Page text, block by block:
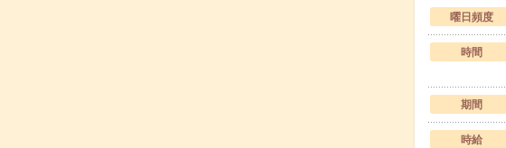
曜日頻度
時間
期間
時給